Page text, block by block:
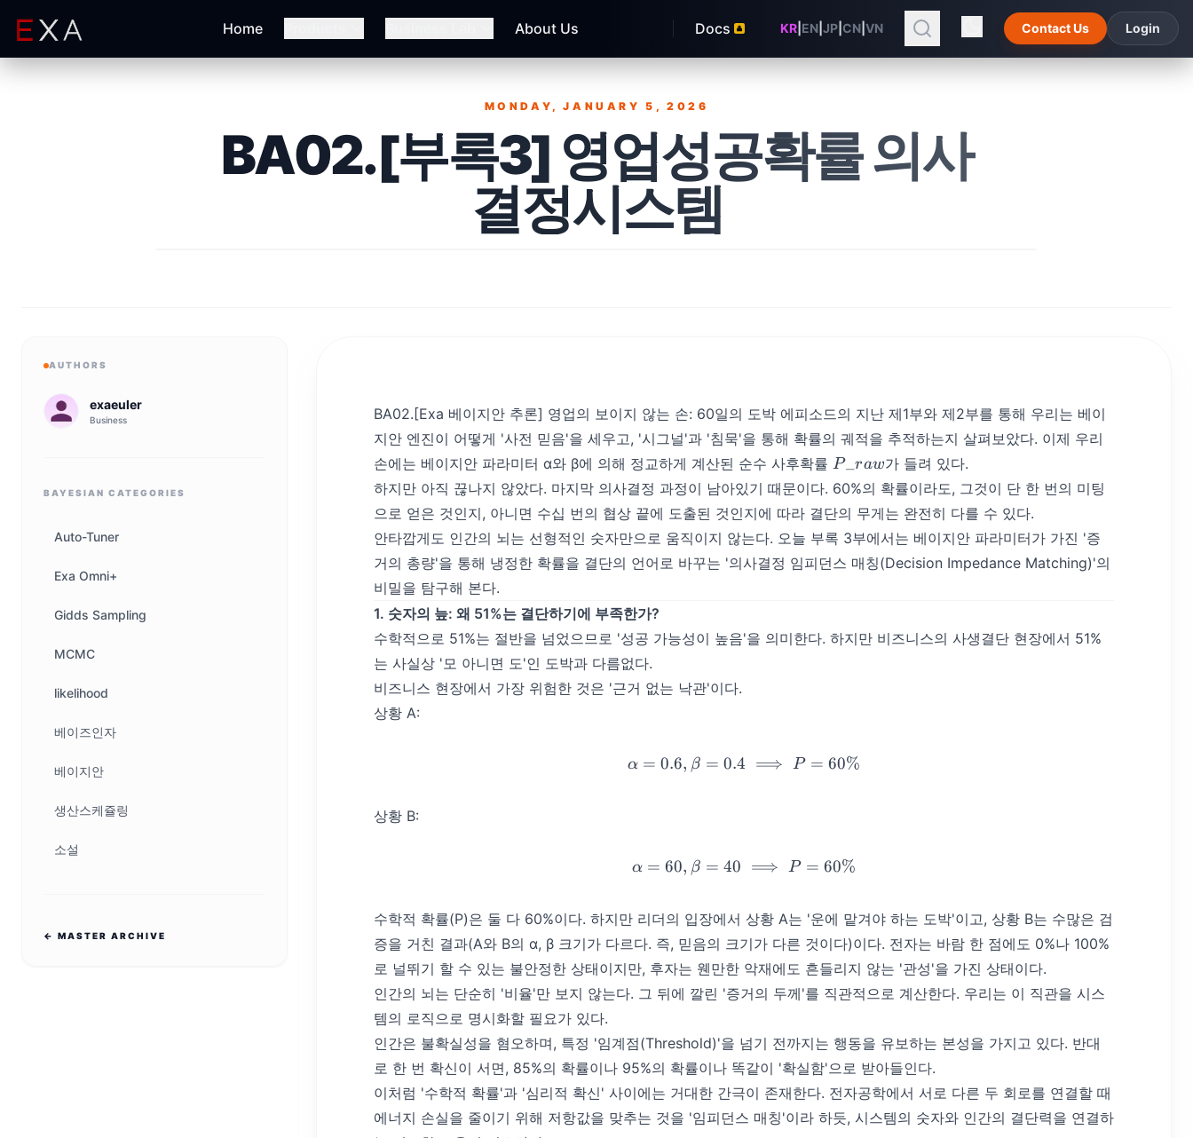
Home About Us Docs KR EN JP CN VN Contact Us Login
Published on
MONDAY, JANUARY 5, 2026
BA02.[부록3] 영업성공확률 의사
결정시스템
AUTHORS
exaeuler
Business
BAYESIAN CATEGORIES
Auto-Tuner
Exa Omni+
Gidds Sampling
MCMC
likelihood
베이즈인자
베이지안
생산스케쥴링
소설
← MASTER ARCHIVE
BA02.[Exa 베이지안 추론] 영업의 보이지 않는 손: 60일의 도박 에피소드의 지난 제1부와 제2부를 통해 우리는 베이
지안 엔진이 어떻게 '사전 믿음'을 세우고, '시그널'과 '침묵'을 통해 확률의 궤적을 추적하는지 살펴보았다. 이제 우리
손에는 베이지안 파라미터 α와 β에 의해 정교하게 계산된 순수 사후확률 P\_{raw}
P_ raw가 들려 있다.
하지만 아직 끊나지 않았다. 마지막 의사결정 과정이 남아있기 때문이다. 60%의 확률이라도, 그것이 단 한 번의 미팅
으로 얻은 것인지, 아니면 수십 번의 협상 끝에 도출된 것인지에 따라 결단의 무게는 완전히 다를 수 있다.
안타깝게도 인간의 뇌는 선형적인 숫자만으로 움직이지 않는다. 오늘 부록 3부에서는 베이지안 파라미터가 가진 '증
거의 총량'을 통해 냉정한 확률을 결단의 언어로 바꾸는 '의사결정 임피던스 매칭(Decision Impedance Matching)'의
비밀을 탐구해 본다.
1. 숫자의 늪: 왜 51%는 결단하기에 부족한가?
수학적으로 51%는 절반을 넘었으므로 '성공 가능성이 높음'을 의미한다. 하지만 비즈니스의 사생결단 현장에서 51%
는 사실상 '모 아니면 도'인 도박과 다름없다.
비즈니스 현장에서 가장 위험한 것은 '근거 없는 낙관'이다.
상황 A:
\alpha=0.6, \beta=0.4 \implies P = 60\%
α = 0.6, β = 0.4 ⟹ P = 60%
상황 B:
\alpha=60, \beta=40 \implies P = 60\%
α = 60, β = 40 ⟹ P = 60%
수학적 확률(P)은 둘 다 60%이다. 하지만 리더의 입장에서 상황 A는 '운에 맡겨야 하는 도박'이고, 상황 B는 수많은 검
증을 거친 결과(A와 B의 α, β 크기가 다르다. 즉, 믿음의 크기가 다른 것이다)이다. 전자는 바람 한 점에도 0%나 100%
로 널뛰기 할 수 있는 불안정한 상태이지만, 후자는 웬만한 악재에도 흔들리지 않는 '관성'을 가진 상태이다.
인간의 뇌는 단순히 '비율'만 보지 않는다. 그 뒤에 깔린 '증거의 두께'를 직관적으로 계산한다. 우리는 이 직관을 시스
템의 로직으로 명시화할 필요가 있다.
인간은 불확실성을 혐오하며, 특정 '임계점(Threshold)'을 넘기 전까지는 행동을 유보하는 본성을 가지고 있다. 반대
로 한 번 확신이 서면, 85%의 확률이나 95%의 확률이나 똑같이 '확실함'으로 받아들인다.
이처럼 '수학적 확률'과 '심리적 확신' 사이에는 거대한 간극이 존재한다. 전자공학에서 서로 다른 두 회로를 연결할 때
에너지 손실을 줄이기 위해 저항값을 맞추는 것을 '임피던스 매칭'이라 하듯, 시스템의 숫자와 인간의 결단력을 연결하